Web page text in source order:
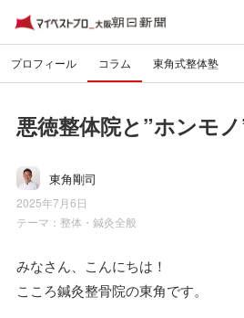
プロフィール コラム 東角式整体塾
悪徳整体院と”ホンモ
東角剛司
2025年7月6日
テーマ： 整体・鍼灸全般
みなさん、こんにちは！
こころ鍼灸整骨院の東角です。